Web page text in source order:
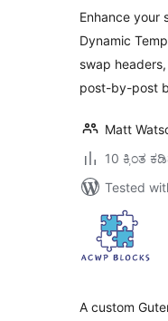
Enhance your
Dynamic
swap
post-by-post
Matt
10 ಕ್ಕಿಂತ
Tested
A custom